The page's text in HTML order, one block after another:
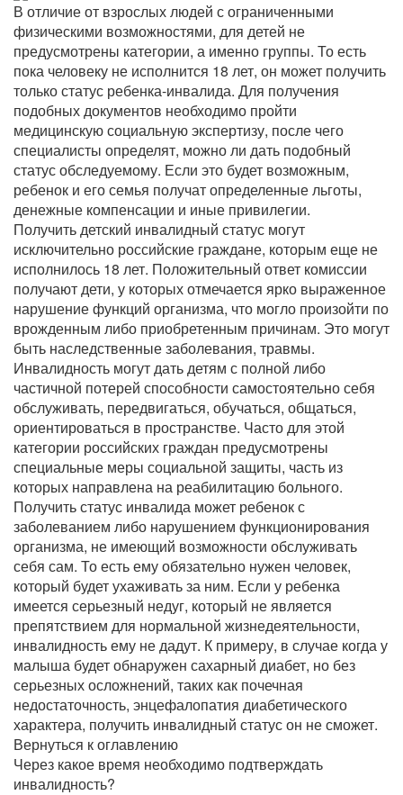
В отличие от взрослых людей с ограниченными
физическими возможностями, для детей не
предусмотрены категории, а именно группы. То есть
пока человеку не исполнится 18 лет, он может получить
только статус ребенка-инвалида. Для получения
подобных документов необходимо пройти
медицинскую социальную экспертизу, после чего
специалисты определят, можно ли дать подобный
статус обследуемому. Если это будет возможным,
ребенок и его семья получат определенные льготы,
денежные компенсации и иные привилегии.
Получить детский инвалидный статус могут
исключительно российские граждане, которым еще не
исполнилось 18 лет. Положительный ответ комиссии
получают дети, у которых отмечается ярко выраженное
нарушение функций организма, что могло произойти по
врожденным либо приобретенным причинам. Это могут
быть наследственные заболевания, травмы.
Инвалидность могут дать детям с полной либо
частичной потерей способности самостоятельно себя
обслуживать, передвигаться, обучаться, общаться,
ориентироваться в пространстве. Часто для этой
категории российских граждан предусмотрены
специальные меры социальной защиты, часть из
которых направлена на реабилитацию больного.
Получить статус инвалида может ребенок с
заболеванием либо нарушением функционирования
организма, не имеющий возможности обслуживать
себя сам. То есть ему обязательно нужен человек,
который будет ухаживать за ним. Если у ребенка
имеется серьезный недуг, который не является
препятствием для нормальной жизнедеятельности,
инвалидность ему не дадут. К примеру, в случае когда у
малыша будет обнаружен сахарный диабет, но без
серьезных осложнений, таких как почечная
недостаточность, энцефалопатия диабетического
характера, получить инвалидный статус он не сможет.
Вернуться к оглавлению
Через какое время необходимо подтверждать
инвалидность?